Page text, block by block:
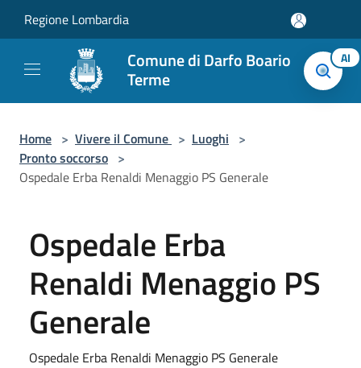
Regione Lombardia
Comune di Darfo Boario
Terme
AI
Home > Vivere il Comune > Luoghi >
Pronto soccorso >
Ospedale Erba Renaldi Menaggio PS Generale
Ospedale Erba
Renaldi Menaggio PS
Generale
Ospedale Erba Renaldi Menaggio PS Generale